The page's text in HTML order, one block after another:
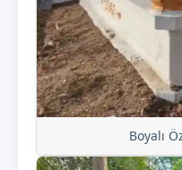
Boyalı